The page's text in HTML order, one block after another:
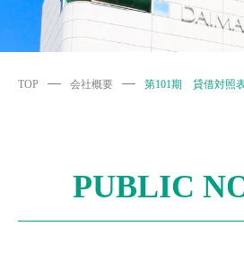
TOP 会社概要 第101期 貸借対照
PUBLIC